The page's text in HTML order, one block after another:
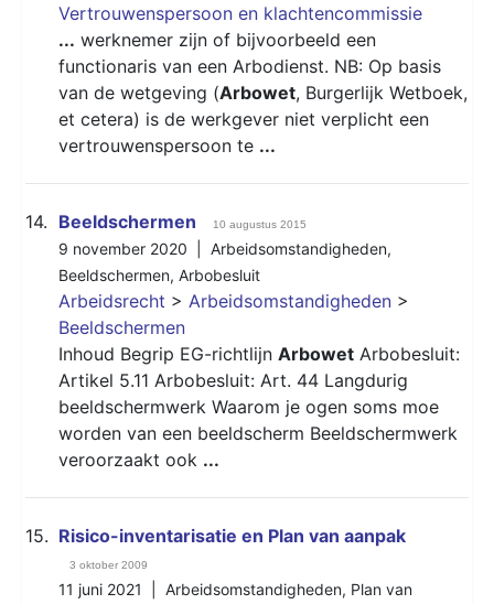
Vertrouwenspersoon en klachtencommissie
... werknemer zijn of bijvoorbeeld een
functionaris van een Arbodienst. NB: Op basis
van de wetgeving (Arbowet, Burgerlijk Wetboek,
et cetera) is de werkgever niet verplicht een
vertrouwenspersoon te ...
14. Beeldschermen 10 augustus 2015
9 november 2020 | Arbeidsomstandigheden,
Beeldschermen, Arbobesluit
Arbeidsrecht > Arbeidsomstandigheden >
Beeldschermen
Inhoud Begrip EG-richtlijn Arbowet Arbobesluit:
Artikel 5.11 Arbobesluit: Art. 44 Langdurig
beeldschermwerk Waarom je ogen soms moe
worden van een beeldscherm Beeldschermwerk
veroorzaakt ook ...
15. Risico-inventarisatie en Plan van aanpak
3 oktober 2009
11 juni 2021 | Arbeidsomstandigheden, Plan van